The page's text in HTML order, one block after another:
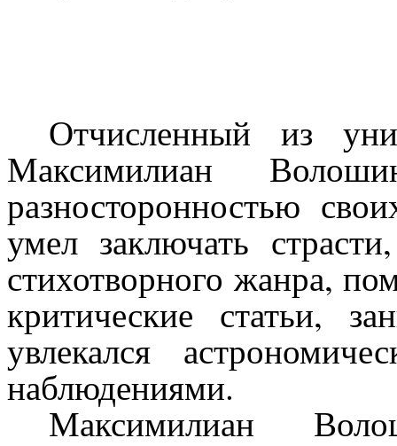
Отчисленный из
Максимилиан
разносторонностью
умел заключать
стихотворного жанра,
критические статьи,
увлекался
наблюдениями.
Максимилиан